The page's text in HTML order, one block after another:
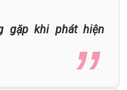
gặp khi phát hiện